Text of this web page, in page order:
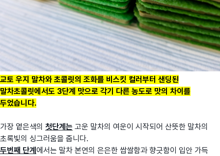
교토 우지 말차와 초콜릿의 조화를 비스킷 컬러부터 샌딩된
말차초콜릿에서도 3단계 맛으로 각기 다른 농도로 맛의 차이를
두었습니다.
가장 옅은색의 첫단계는 고운 말차의 여운이 시작되어 산뜻한 말차의
초록빛의 싱그러움을 줍니다.
두번째 단계 에서는 말차 본연의 은은한 쌉쌀함과 향긋함이 입안 가득